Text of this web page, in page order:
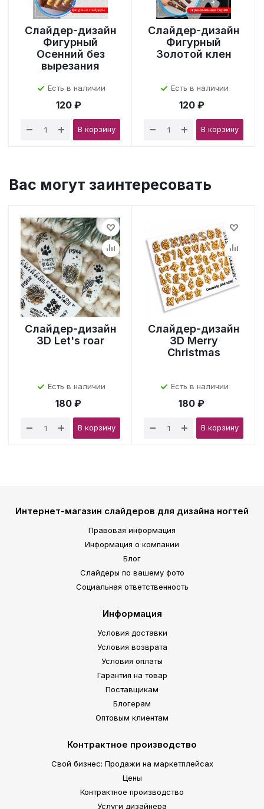
Слайдер-дизайн
Фигурный
Осенний без
вырезания
Есть в наличии
120 ₽
В корзину
Слайдер-дизайн
Фигурный
Золотой клен
Есть в наличии
120 ₽
В корзину
Вас могут заинтересовать
Слайдер-дизайн
3D Let's roar
Есть в наличии
180 ₽
В корзину
Слайдер-дизайн
3D Merry
Christmas
Есть в наличии
180 ₽
В корзину
Интернет-магазин слайдеров для дизайна ногтей
Правовая информация
Информация о компании
Блог
Слайдеры по вашему фото
Социальная ответственность
Информация
Условия доставки
Условия возврата
Условия оплаты
Гарантия на товар
Поставщикам
Блогерам
Оптовым клиентам
Контрактное производство
Свой бизнес: Продажи на маркетплейсах
Цены
Контрактное производство
Услуги дизайнера